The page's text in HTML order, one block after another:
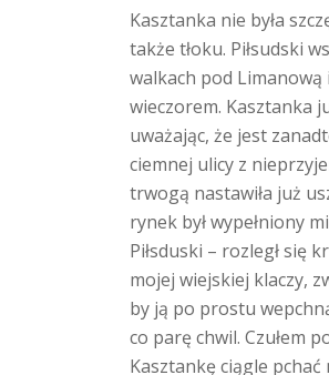
Kasztanka nie była
także tłoku. Piłsudski
walkach pod Limanową
wieczorem. Kasztanka
uważając, że jest
ciemnej ulicy z
trwogą nastawiła już
rynek był wypełniony
Piłsduski – rozległ się
mojej wiejskiej klaczy,
by ją po prostu
co parę chwil. Czułem
Kasztankę ciągle